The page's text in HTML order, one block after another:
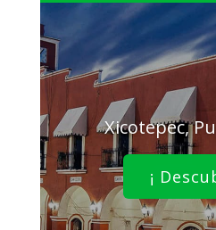
Xicotepec,
¡